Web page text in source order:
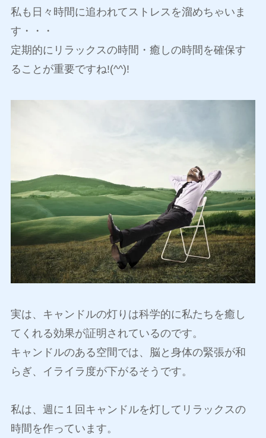
私も日々時間に追われてストレスを溜めちゃいま
す・・・
定期的にリラックスの時間・癒しの時間を確保す
ることが重要ですね!(^^)!
実は、キャンドルの灯りは科学的に私たちを癒し
てくれる効果が証明されているのです。
キャンドルのある空間では、脳と身体の緊張が和
らぎ、イライラ度が下がるそうです。
私は、週に１回キャンドルを灯してリラックスの
時間を作っています。